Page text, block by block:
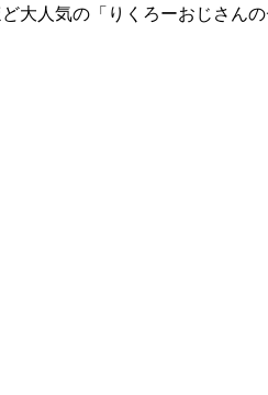
大人気の「りくろーおじさん